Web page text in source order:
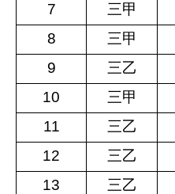
7
三甲
8
三甲
9
三乙
10
三甲
11
三乙
12
三乙
13
三乙